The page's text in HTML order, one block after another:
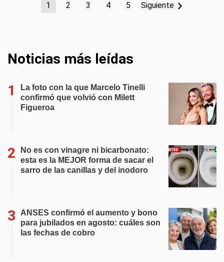
1 2 3 4 5 Siguiente
Noticias más leídas
La foto con la que Marcelo Tinelli
confirmó que volvió con Milett
Figueroa
No es con vinagre ni bicarbonato:
esta es la MEJOR forma de sacar el
sarro de las canillas y del inodoro
ANSES confirmó el aumento y bono
para jubilados en agosto: cuáles son
las fechas de cobro